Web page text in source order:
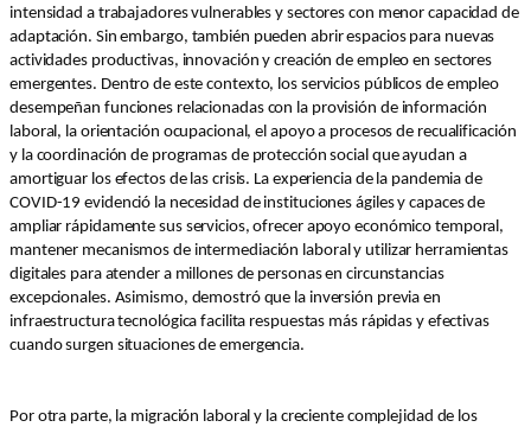
intensidad a trabajadores vulnerables y sectores con menor capacidad de
adaptación. Sin embargo, también pueden abrir espacios para nuevas
actividades productivas, innovación y creación de empleo en sectores
emergentes. Dentro de este contexto, los servicios públicos de empleo
desempeñan funciones relacionadas con la provisión de información
laboral, la orientación ocupacional, el apoyo a procesos de recualificación
y la coordinación de programas de protección social que ayudan a
amortiguar los efectos de las crisis. La experiencia de la pandemia de
COVID-19 evidenció la necesidad de instituciones ágiles y capaces de
ampliar rápidamente sus servicios, ofrecer apoyo económico temporal,
mantener mecanismos de intermediación laboral y utilizar herramientas
digitales para atender a millones de personas en circunstancias
excepcionales. Asimismo, demostró que la inversión previa en
infraestructura tecnológica facilita respuestas más rápidas y efectivas
cuando surgen situaciones de emergencia.
Por otra parte, la migración laboral y la creciente complejidad de los